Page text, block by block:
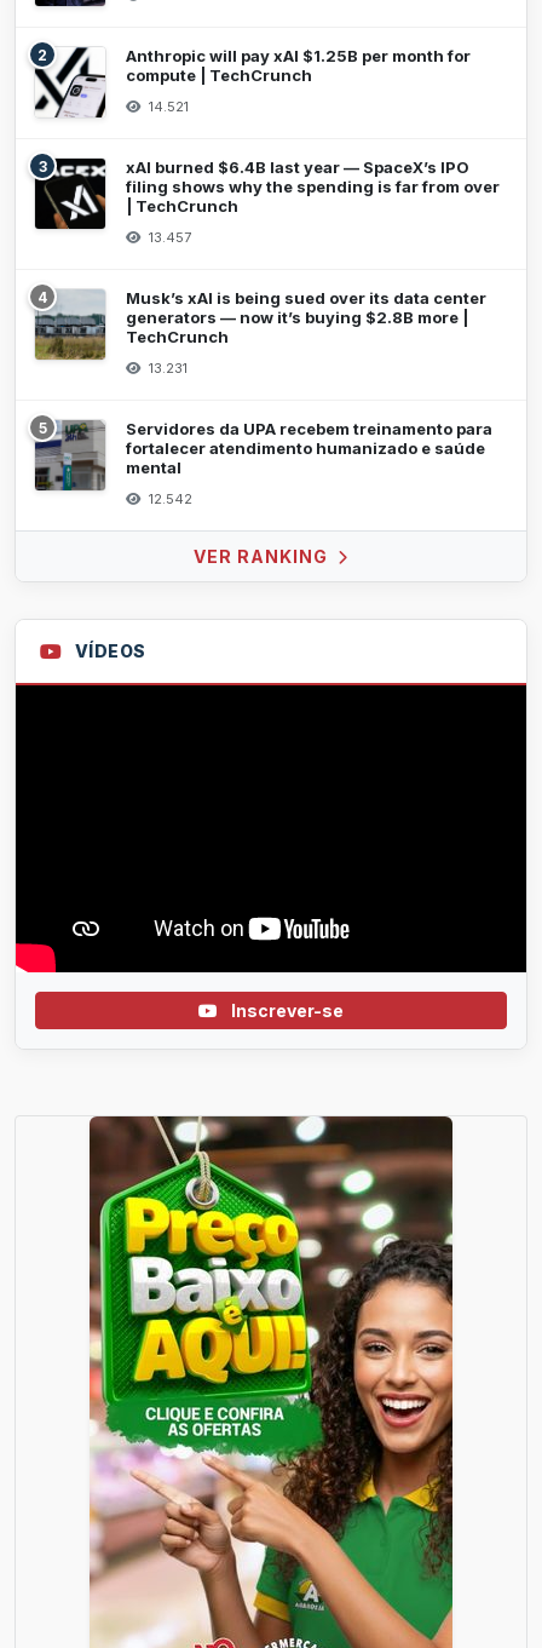
2
Anthropic will pay xAI $1.25B per month for
compute | TechCrunch
14.521
3
xAI burned $6.4B last year — SpaceX’s IPO
filing shows why the spending is far from over
| TechCrunch
13.457
4
Musk’s xAI is being sued over its data center
generators — now it’s buying $2.8B more |
TechCrunch
13.231
5
Servidores da UPA recebem treinamento para
fortalecer atendimento humanizado e saúde
mental
12.542
VER RANKING
VÍDEOS
Inscrever-se